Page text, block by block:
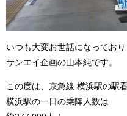
いつも大変お世話になっており
サンエイ企画の山本純です。
この度は、京急線 横浜駅の駅
横浜駅の一日の乗降人数は